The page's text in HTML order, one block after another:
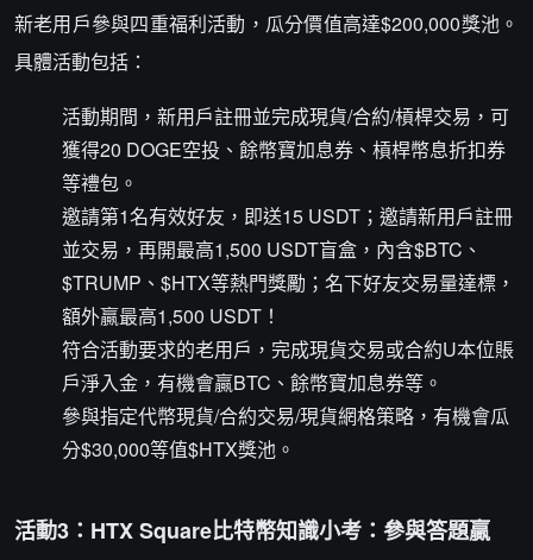
新老用戶參與四重福利活動，瓜分價值高達$200,000獎池。
具體活動包括：
活動期間，新用戶註冊並完成現貨/合約/槓桿交易，可
獲得20 DOGE空投、餘幣寶加息券、槓桿幣息折扣券
等禮包。
邀請第1名有效好友，即送15 USDT；邀請新用戶註冊
並交易，再開最高1,500 USDT盲盒，內含$BTC、
$TRUMP、$HTX等熱門獎勵；名下好友交易量達標，
額外贏最高1,500 USDT！
符合活動要求的老用戶，完成現貨交易或合約U本位賬
戶淨入金，有機會贏BTC、餘幣寶加息券等。
參與指定代幣現貨/合約交易/現貨網格策略，有機會瓜
分$30,000等值$HTX獎池。
活動3：HTX Square比特幣知識小考：參與答題贏